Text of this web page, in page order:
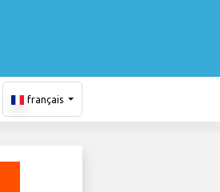
français